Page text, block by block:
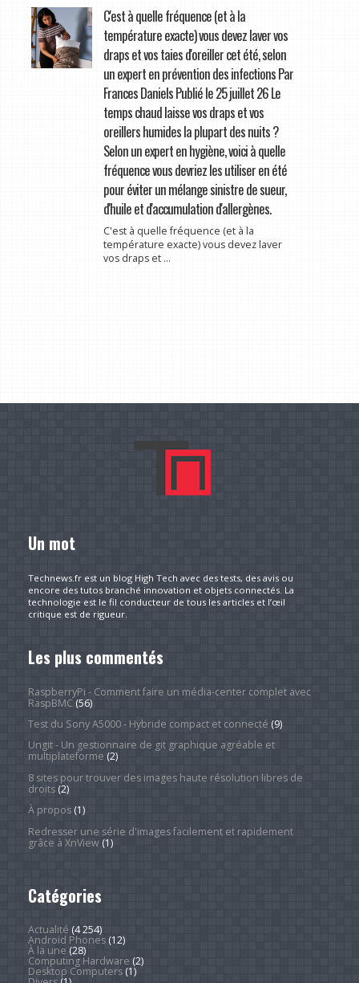
C'est à quelle fréquence (et à la
température exacte) vous devez laver vos
draps et vos taies d'oreiller cet été, selon
un expert en prévention des infections Par
Frances Daniels Publié le 25 juillet 26 Le
temps chaud laisse vos draps et vos
oreillers humides la plupart des nuits ?
Selon un expert en hygiène, voici à quelle
fréquence vous devriez les utiliser en été
pour éviter un mélange sinistre de sueur,
d'huile et d'accumulation d'allergènes.
C'est à quelle fréquence (et à la
température exacte) vous devez laver
vos draps et ...
Un mot
Technews.fr est un blog High Tech avec des tests, des avis ou
encore des tutos branché innovation et objets connectés. La
technologie est le fil conducteur de tous les articles et l’œil
critique est de rigueur.
Les plus commentés
RaspberryPi - Comment faire un média-center complet avec
RaspBMC(56)
Test du Sony A5000 - Hybride compact et connecté (9)
Ungit - Un gestionnaire de git graphique agréable et
multiplateforme (2)
8 sites pour trouver des images haute résolution libres de
droits(2)
À propos(1)
Redresser une série d'images facilement et rapidement
grâce à XnView(1)
Catégories
Actualité (4 254)
Android Phones(12)
À la une (28)
Computing Hardware (2)
Desktop Computers(1)